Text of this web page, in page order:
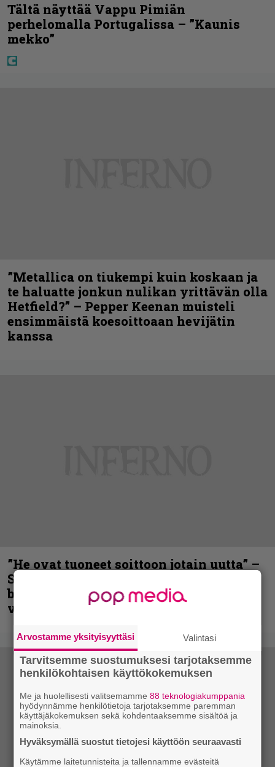
Tältä näyttää Vappu Pimiän
perhelomalla Portugalissa – ”Kaunis
mekko”
”Metallica on tiukempi kuin koskaan ja
te haluatte jonkun nulikan yrittävän olla
Hetfield?” – Pepper Keenan muisteli
ensimmäistä koesoittoaan hevijätin
kanssa
”He ovat tuoneet soittoon jotain uutta” –
Sepulturan Andreas Kisser nimeää
bändin, jonka riffit ovat tehneet
vaikutuksen
Arvostamme yksityisyyttäsi Valintasi
Tarvitsemme suostumuksesi tarjotaksemme
henkilökohtaisen käyttökokemuksen
Me ja huolellisesti valitsemamme88 teknologiakumppania
hyödynnämme henkilötietoja tarjotaksemme paremman
käyttäjäkokemuksen sekä kohdentaaksemme sisältöä ja
mainoksia.
Hyväksymällä suostut tietojesi käyttöön seuraavasti
Käytämme laitetunnisteita ja tallennamme evästeitä